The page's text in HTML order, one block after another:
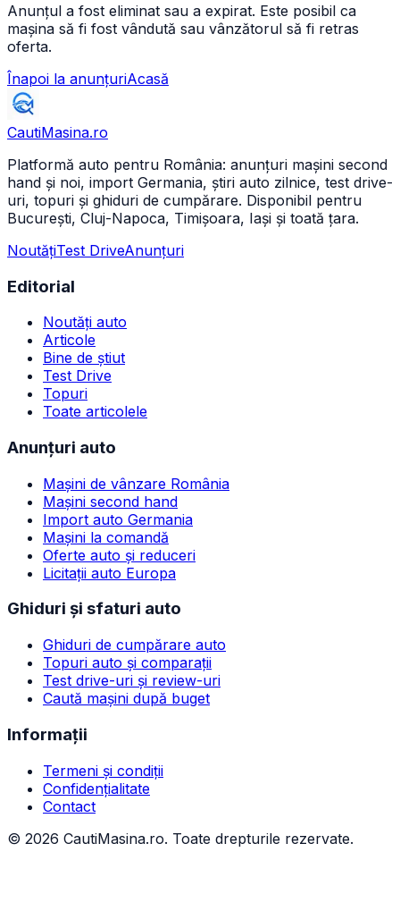
Anunțul a fost eliminat sau a expirat. Este posibil ca
mașina să fi fost vândută sau vânzătorul să fi retras
oferta.
Înapoi la anunțuriAcasă
CautiMasina.ro
Platformă auto pentru România: anunțuri mașini second
hand și noi, import Germania, știri auto zilnice, test drive-
uri, topuri și ghiduri de cumpărare. Disponibil pentru
București, Cluj-Napoca, Timișoara, Iași și toată țara.
NoutățiTest DriveAnunțuri
Editorial
Noutăți auto
Articole
Bine de știut
Test Drive
Topuri
Toate articolele
Anunțuri auto
Mașini de vânzare România
Mașini second hand
Import auto Germania
Mașini la comandă
Oferte auto și reduceri
Licitații auto Europa
Ghiduri și sfaturi auto
Ghiduri de cumpărare auto
Topuri auto și comparații
Test drive-uri și review-uri
Caută mașini după buget
Informații
Termeni și condiții
Confidențialitate
Contact
© 2026 CautiMasina.ro. Toate drepturile rezervate.